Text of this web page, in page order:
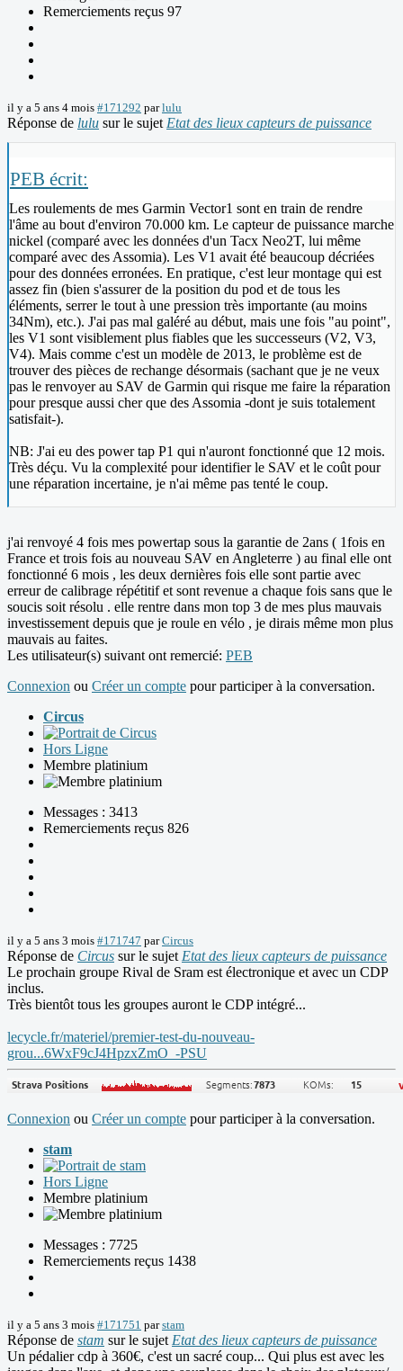
Remerciements reçus 97
il y a 5 ans 4 mois #171292 parlulu
Réponse de lulu sur le sujet Etat des lieux capteurs de puissance
PEB écrit:
Les roulements de mes Garmin Vector1 sont en train de rendre
l'âme au bout d'environ 70.000 km. Le capteur de puissance marche
nickel (comparé avec les données d'un Tacx Neo2T, lui même
comparé avec des Assomia). Les V1 avait été beaucoup décriées
pour des données erronées. En pratique, c'est leur montage qui est
assez fin (bien s'assurer de la position du pod et de tous les
éléments, serrer le tout à une pression très importante (au moins
34Nm), etc.). J'ai pas mal galéré au début, mais une fois "au point",
les V1 sont visiblement plus fiables que les successeurs (V2, V3,
V4). Mais comme c'est un modèle de 2013, le problème est de
trouver des pièces de rechange désormais (sachant que je ne veux
pas le renvoyer au SAV de Garmin qui risque me faire la réparation
pour presque aussi cher que des Assomia -dont je suis totalement
satisfait-).
NB: J'ai eu des power tap P1 qui n'auront fonctionné que 12 mois.
Très déçu. Vu la complexité pour identifier le SAV et le coût pour
une réparation incertaine, je n'ai même pas tenté le coup.
j'ai renvoyé 4 fois mes powertap sous la garantie de 2ans ( 1fois en
France et trois fois au nouveau SAV en Angleterre ) au final elle ont
fonctionné 6 mois , les deux dernières fois elle sont partie avec
erreur de calibrage répétitif et sont revenue a chaque fois sans que le
soucis soit résolu . elle rentre dans mon top 3 de mes plus mauvais
investissement depuis que je roule en vélo , je dirais même mon plus
mauvais au faites.
Les utilisateur(s) suivant ont remercié: PEB
Connexion ou Créer un compte pour participer à la conversation.
Circus
Hors Ligne
Membre platinium
Messages : 3413
Remerciements reçus 826
il y a 5 ans 3 mois #171747 parCircus
Réponse de Circus sur le sujet Etat des lieux capteurs de puissance
Le prochain groupe Rival de Sram est électronique et avec un CDP
inclus.
Très bientôt tous les groupes auront le CDP intégré...
lecycle.fr/materiel/premier-test-du-nouveau-
grou...6WxF9cJ4HpzxZmO_-PSU
Connexion ou Créer un compte pour participer à la conversation.
stam
Hors Ligne
Membre platinium
Messages : 7725
Remerciements reçus 1438
il y a 5 ans 3 mois #171751 parstam
Réponse de stam sur le sujet Etat des lieux capteurs de puissance
Un pédalier cdp à 360€, c'est un sacré coup... Qui plus est avec les